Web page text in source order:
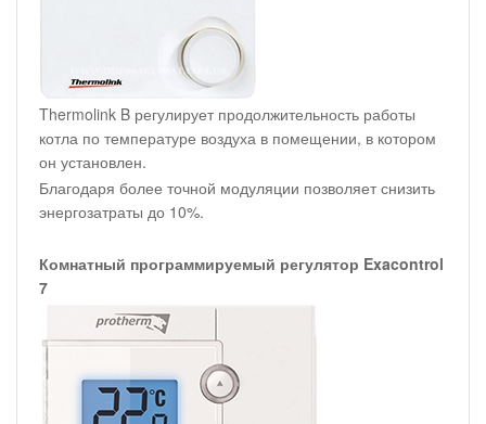
Thermolink B регулирует продолжительность работы
котла по температуре воздуха в помещении, в котором
он установлен.
Благодаря более точной модуляции позволяет снизить
энергозатраты до 10%.
Комнатный программируемый регулятор Exacontrol
7